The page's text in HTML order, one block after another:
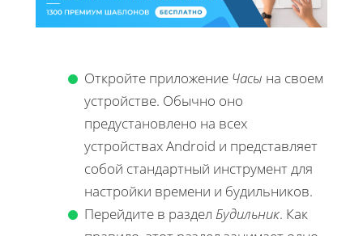
Откройте приложение Часы на своем
устройстве. Обычно оно
предустановлено на всех
устройствах Android и представляет
собой стандартный инструмент для
настройки времени и будильников.
Перейдите в раздел Будильник. Как